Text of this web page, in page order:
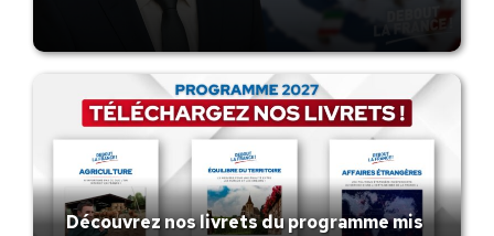
Découvrez nos livrets du programme mis